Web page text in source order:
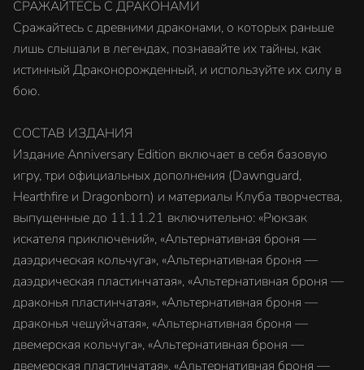
СРАЖАЙТЕСЬ С ДРАКОНАМИ
Сражайтесь с древними драконами, о которых раньше
лишь слышали в легендах, познавайте их тайны, как
истинный Драконорожденный, и используйте их силу в
бою.
СОСТАВ ИЗДАНИЯ
Издание Anniversary Edition включает в себя базовую
игру, три официальных дополнения (Dawnguard,
Hearthfire и Dragonborn) и материалы Клуба творчества,
выпущенные до 11.11.21 включительно: «Рюкзак
искателя приключений», «Альтернативная броня —
даэдрическая кольчуга», «Альтернативная броня —
даэдрическая пластинчатая», «Альтернативная броня —
драконья пластинчатая», «Альтернативная броня —
драконья чешуйчатая», «Альтернативная броня —
двемерская кольчуга», «Альтернативная броня —
двемерская пластинчатая», «Альтернативная броня —